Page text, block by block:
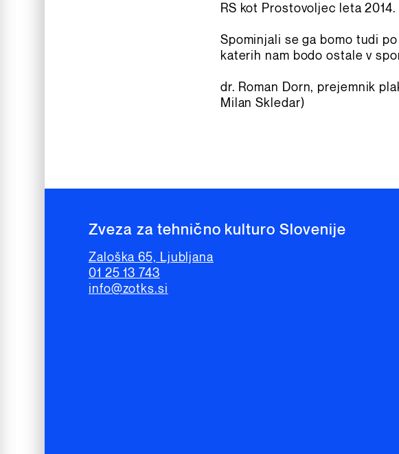
RS kot Prostovoljec leta 2014.
Spominjali se ga bomo tudi
katerih nam bodo ostale v
dr. Roman Dorn, prejemnik
Milan Skledar)
Zveza za tehnično kulturo Slovenije
Zaloška 65, Ljubljana
01 25 13 743
info@zotks.si